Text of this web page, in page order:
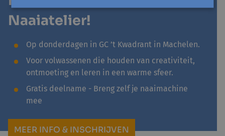
Naaiatelier!
Op donderdagen in GC ’t Kwadrant in Machelen.
Voor volwassenen die houden van creativiteit,
ontmoeting en leren in een warme sfeer.
Gratis deelname - Breng zelf je naaimachine
mee
MEER INFO & INSCHRIJVEN